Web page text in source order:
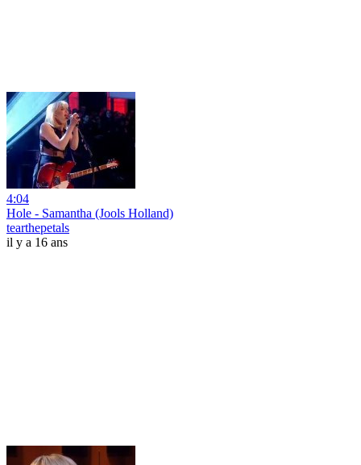
4:04
Hole - Samantha (Jools Holland)
tearthepetals
il y a 16 ans